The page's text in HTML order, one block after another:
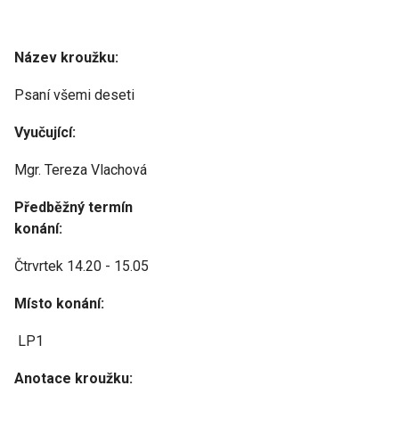
Název kroužku:
Psaní všemi deseti
Vyučující:
Mgr. Tereza Vlachová
Předběžný termín
konání:
Čtrvrtek 14.20 - 15.05
Místo konání:
LP1
Anotace kroužku: